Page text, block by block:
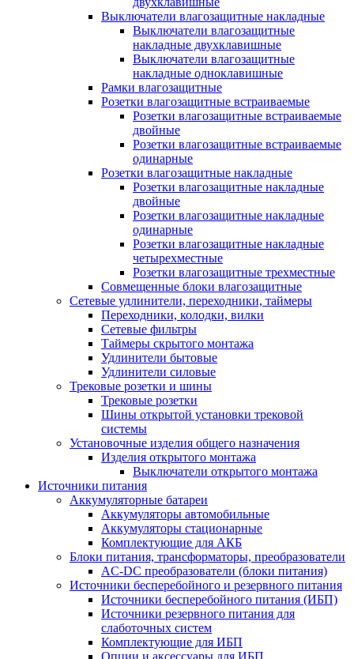
Выключатели влагозащитные накладные
Выключатели влагозащитные
накладные двухклавишные
Выключатели влагозащитные
накладные одноклавишные
Рамки влагозащитные
Розетки влагозащитные встраиваемые
Розетки влагозащитные встраиваемые
двойные
Розетки влагозащитные встраиваемые
одинарные
Розетки влагозащитные накладные
Розетки влагозащитные накладные
двойные
Розетки влагозащитные накладные
одинарные
Розетки влагозащитные накладные
четырехместные
Розетки влагозащитные трехместные
Совмещенные блоки влагозащитные
Сетевые удлинители, переходники, таймеры
Переходники, колодки, вилки
Сетевые фильтры
Таймеры скрытого монтажа
Удлинители бытовые
Удлинители силовые
Трековые розетки и шины
Трековые розетки
Шины открытой установки трековой
системы
Установочные изделия общего назначения
Изделия открытого монтажа
Выключатели открытого монтажа
Источники питания
Аккумуляторные батареи
Аккумуляторы автомобильные
Аккумуляторы стационарные
Комплектующие для АКБ
Блоки питания, трансформаторы, преобразователи
AC-DC преобразователи (блоки питания)
Источники бесперебойного и резервного питания
Источники бесперебойного питания (ИБП)
Источники резервного питания для
слаботочных систем
Комплектующие для ИБП
Опции и аксессуары для ИБП